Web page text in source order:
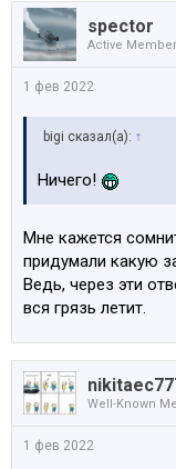
spector
Active Member
1 фев 2022
bigi сказал(а): ↑
Ничего!
Мне кажется
придумали какую
Ведь, через эти
вся грязь летит.
Well-Known
1 фев 2022